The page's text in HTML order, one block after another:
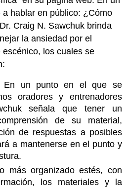
a hablar en público: ¿Cómo
Craig N. Sawchuk brinda
la ansiedad por el
los cuales se
En un punto en el que se
oradores y entrenadores
señala que tener un
de su material,
de respuestas a posibles
a mantenerse en el punto y
más organizado estés, con
los materiales y la